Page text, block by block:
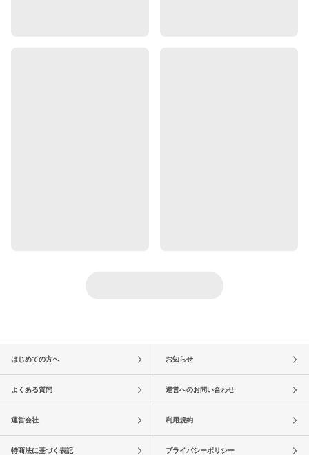
はじめての方へ お知らせ
よくある質問 運営へのお問い合わせ
運営会社 利用規約
特商法に基づく表記 プライバシーポリシー